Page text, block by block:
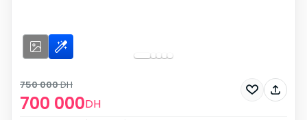
700 000DH
750 000DH